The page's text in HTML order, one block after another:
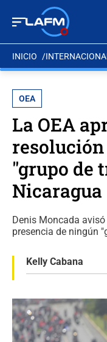
INICIO
OEA
La OEA
"grupo de
Nicaragua
Denis Moncada
presencia de ningún
Kelly Cabana